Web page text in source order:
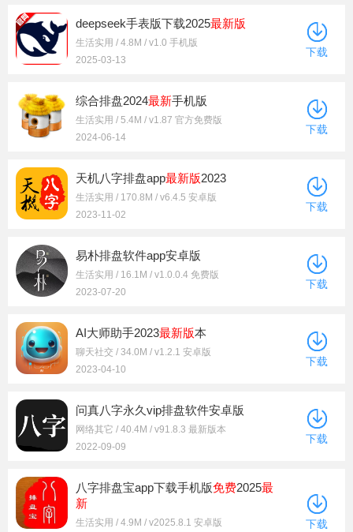
deepseek手表版下载2025最新版
生活实用 / 4.8M / v1.0 手机版
2025-03-13
下载
综合排盘2024最新手机版
生活实用 / 5.4M / v1.87 官方免费版
2024-06-14
下载
天机八字排盘app最新版2023
生活实用 / 170.8M / v6.4.5 安卓版
2023-11-02
下载
易朴排盘软件app安卓版
生活实用 / 16.1M / v1.0.0.4 免费版
2023-07-20
下载
AI大师助手2023最新版本
聊天社交 / 34.0M / v1.2.1 安卓版
2023-04-10
下载
问真八字永久vip排盘软件安卓版
网络其它 / 40.4M / v91.8.3 最新版本
2022-09-09
下载
八字排盘宝app下载手机版免费2025最
新
生活实用 / 4.9M / v2025.8.1 安卓版
下载